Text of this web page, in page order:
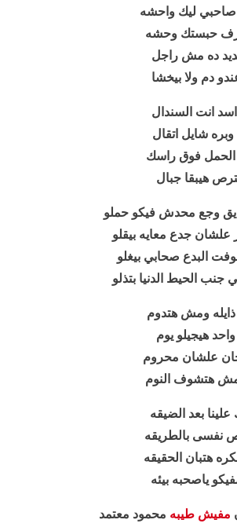
ليك واحشه
حبستك وحشه
ده مش راجل
دم ولا بيخشا
انت السندال
شايل اتقال
الحمل فوق راسك
هيبقا جبال
وجع محدش فيكو حملو
جدع معايه بيقلو
البدع صحابي بيغلو
جنب الحيط الدنيا بتذلو
ذايله ومش هتدوم
هيجيلو يوم
خان علشان محروم
مش هتشوف النوم
بعد الضيقه
نفسى بالطريقه
هتبان الحقيقه
ياصحبه بيئه
مفيش طيبه محمود معتمد